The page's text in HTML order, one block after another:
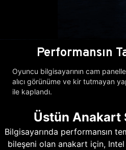
Performansın
Oyuncu bilgisayarının cam
alıcı görünüme ve kir tutmayan
ile kaplandı.
Üstün Anakart
Bilgisayarında performansın
bileşeni olan anakart için, Intel